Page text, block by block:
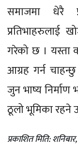
समाजमा धेरै
प्रतिभाहरुलाई
गरेको छ । यस्ता
आग्रह गर्न
जुन भाष्य
ठूलो भूमिका रहने
प्रकाशित मिति: